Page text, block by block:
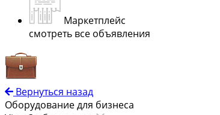
Маркетплейс
смотреть все объявления
Вернуться назад
Оборудование для бизнеса